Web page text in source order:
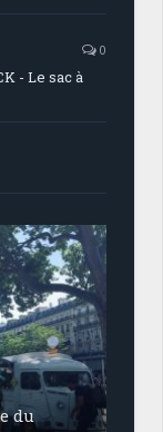
0
- Le sac à
du